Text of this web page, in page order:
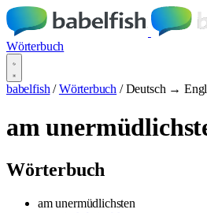
Wörterbuch
babelfish / Wörterbuch / Deutsch →
am
Wörterbuch
am unermüdlichsten